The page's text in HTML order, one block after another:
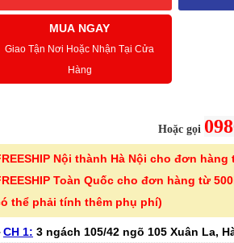
MUA NGAY
Giao Tận Nơi Hoặc Nhận Tại Cửa
Hàng
Hoặc gọi
Nội thành Hà Nội cho đơn hàng
Toàn Quốc cho đơn hàng từ
thể phải tính thêm phụ phí)
CH 1: 3 ngách 105/42 ngõ 105 Xuân La,
cứ vào tình hình thời tiết
-46%
Bình nước thủy tinh vân
299.000 ₫
550.000 ₫